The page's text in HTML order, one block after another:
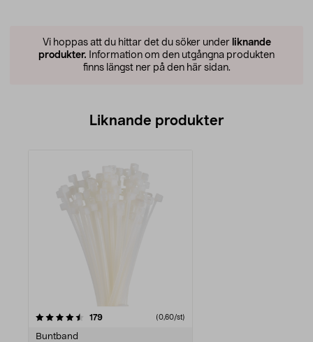
Vi hoppas att du hittar det du söker under liknande
produkter. Information om den utgångna produkten
finns längst ner på den här sidan.
Liknande produkter
179recensioner (0,60/st)
Buntband